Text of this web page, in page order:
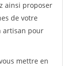
ainsi proposer
de votre
artisan pour
mettre en